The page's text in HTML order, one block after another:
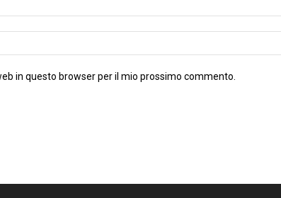
in questo browser per il mio prossimo commento.